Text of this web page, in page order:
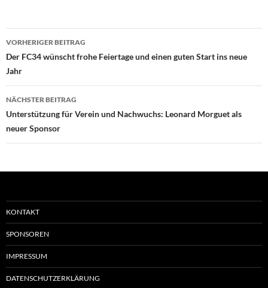
Beitragsnavigation
VORHERIGER BEITRAG
Der FC34 wünscht frohe Feiertage und einen guten Start ins neue
Jahr
NÄCHSTER BEITRAG
Unterstützung für Verein und Nachwuchs: Leonard Morguet als
neuer Sponsor
KONTAKT
SPONSOREN
IMPRESSUM
DATENSCHUTZERKLÄRUNG